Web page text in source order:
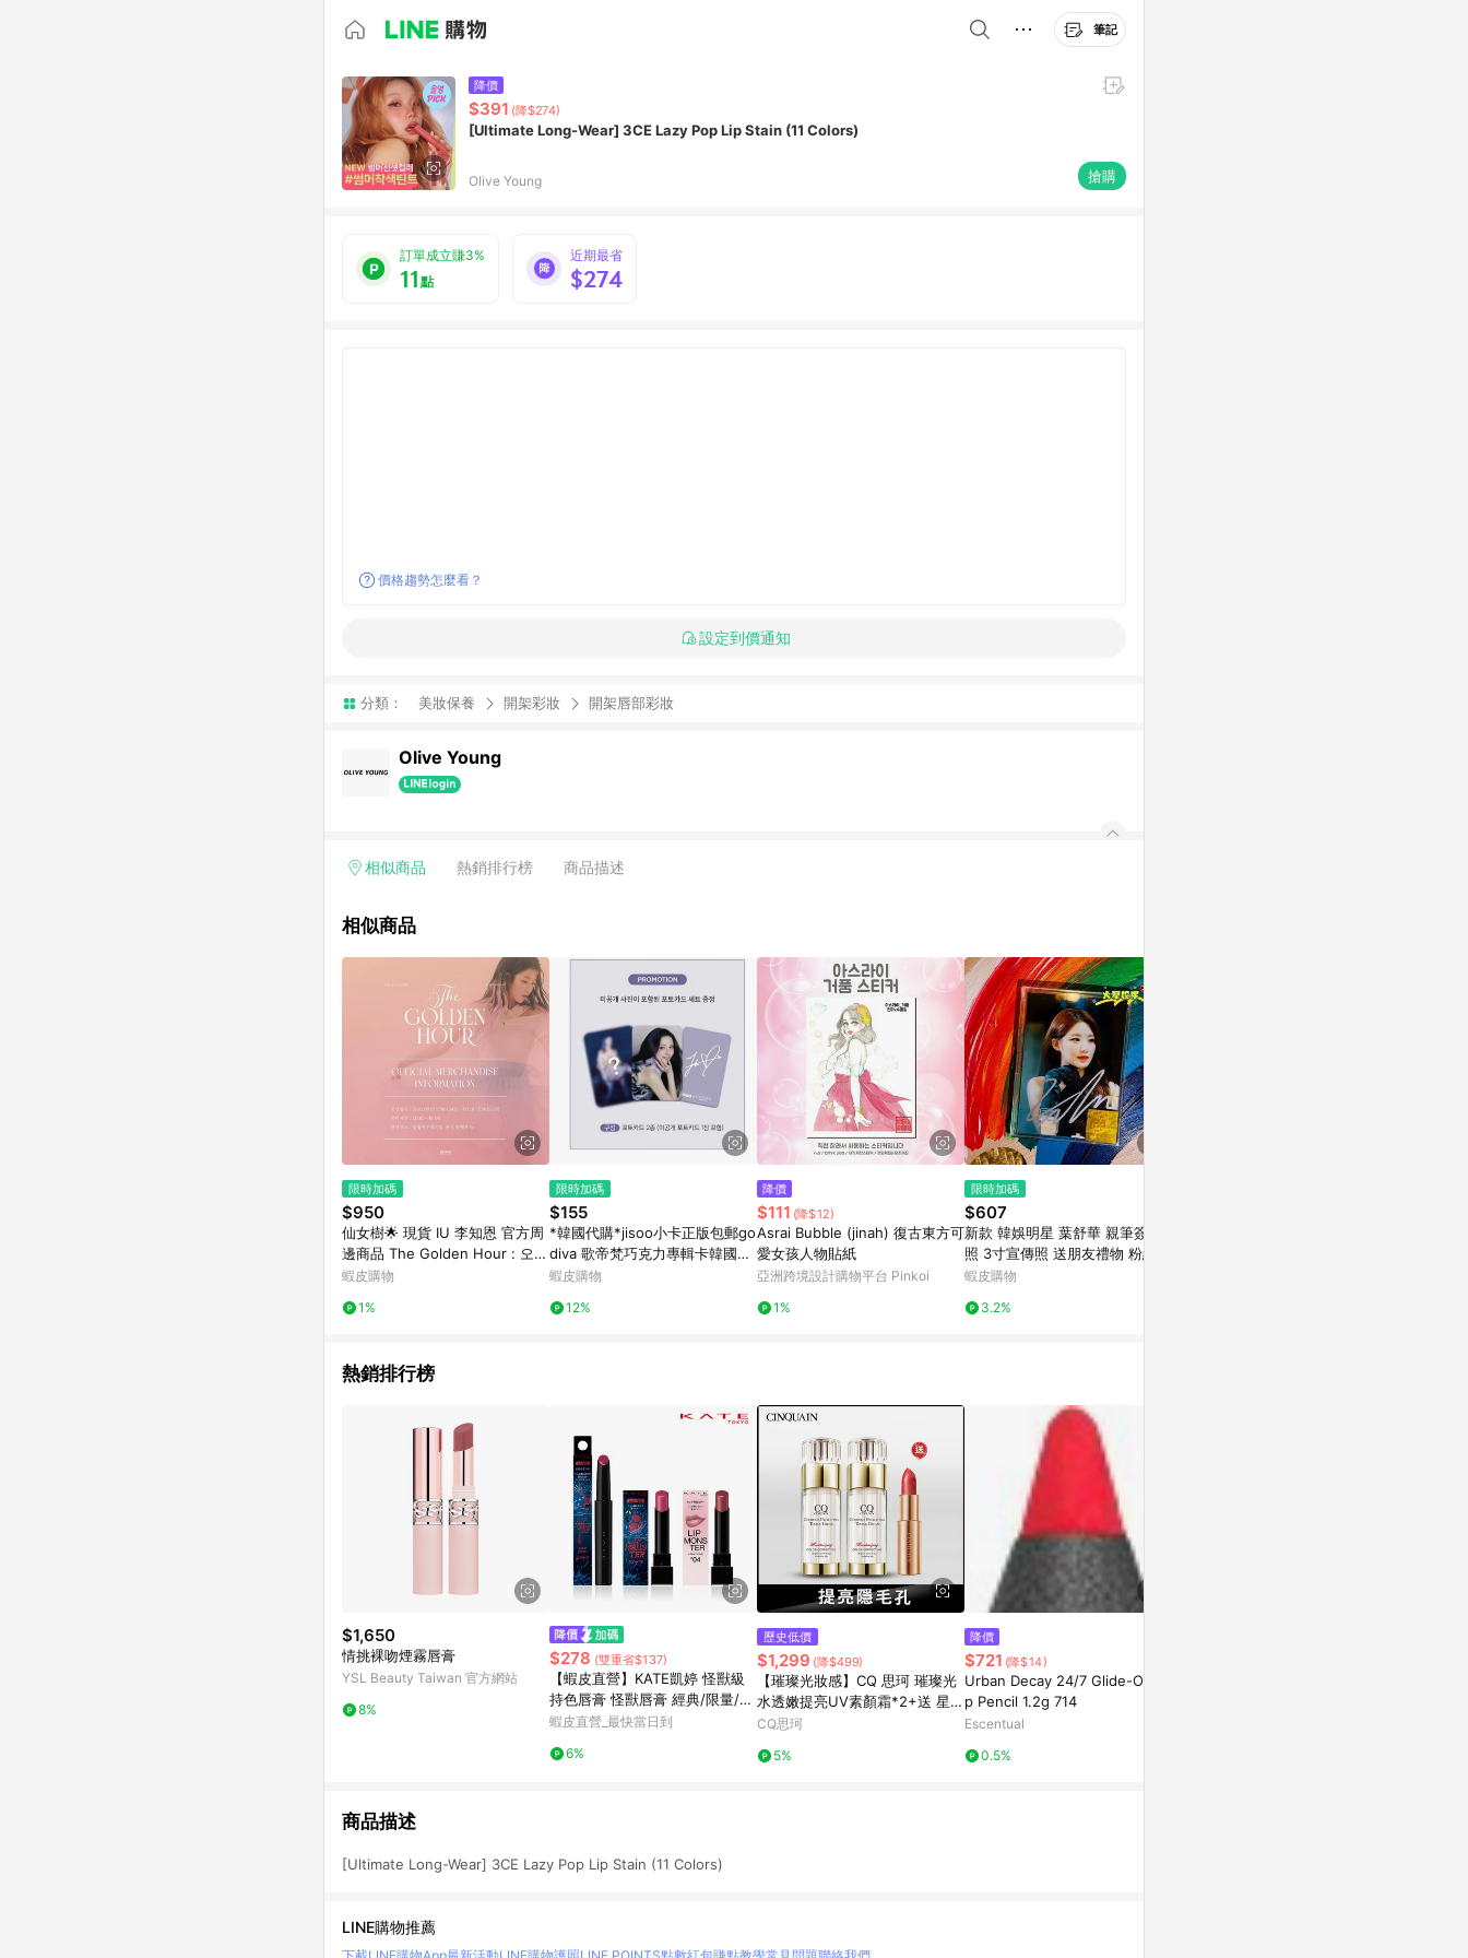
筆記
降價
$391 (降$274)
[Ultimate Long-Wear] 3CE Lazy Pop Lip Stain (11 Colors)
Olive Young 搶購
訂單成立賺3%
11點
近期最省
$274
價格趨勢怎麼看？
設定到價通知
分類： 美妝保養 開架彩妝 開架唇部彩妝
Olive Young
相似商品 熱銷排行榜 商品描述
相似商品
限時加碼
$950
仙女樹🌟 現貨 IU 李知恩 官方周
邊商品 The Golden Hour : 오렌
지 태양 아래 演唱會周邊
蝦皮購物
1%
限時加碼
$155
*韓國代購*jisoo小卡正版包郵go
diva 歌帝梵巧克力專輯卡韓國限
定套裝金智秀
蝦皮購物
12%
降價
$111 (降$12)
Asrai Bubble (jinah) 復古東方可
愛女孩人物貼紙
亞洲跨境設計購物平台 Pinkoi
1%
限時加碼
$607
新款 韓娛明星 葉舒華 親筆簽名
照 3寸宣傳照 送朋友禮物 粉絲收
藏周邊
蝦皮購物
3.2%
熱銷排行榜
$1,650
情挑裸吻煙霧唇膏
YSL Beauty Taiwan 官方網站
8%
$278 (雙重省$137)
【蝦皮直營】KATE凱婷 怪獸級
持色唇膏 怪獸唇膏 經典/限量/Cl
ear Tone微發色/水光/變色 (官
蝦皮直營_最快當日到
6%
歷史低價
$1,299 (降$499)
【璀璨光妝感】CQ 思珂 璀璨光
水透嫩提亮UV素顏霜*2+送 星魅
晶璨極光唇膏*1(色號隨機)
CQ思珂
5%
降價
$721 (降$14)
Urban Decay 24/7 Glide-On Li
p Pencil 1.2g 714
Escentual
0.5%
商品描述
[Ultimate Long-Wear] 3CE Lazy Pop Lip Stain (11 Colors)
LINE購物推薦